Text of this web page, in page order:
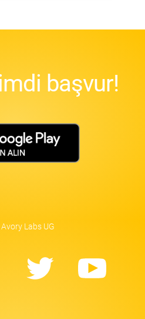
başvur!
Labs UG
Facebook
Twitter